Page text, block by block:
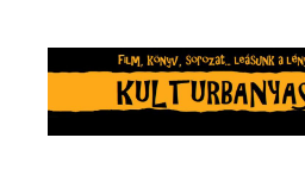
tartalomba